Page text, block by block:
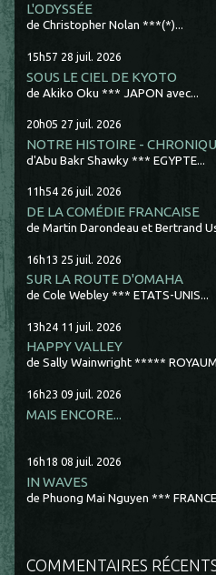
L'ODYSSÉE
de Christopher Nolan ***(*)...
15h57 28 juil. 2026
SOUS LE CIEL DE KYOTO
de Akiko Oku *** JAPON avec...
20h05 27 juil. 2026
NOTRE HISTOIRE -
d'Abu Bakr Shawky *** EGYPTE...
11h54 26 juil. 2026
DE LA COMÉDIE FRANCAISE
de Martin Darondeau et Bertrand
16h13 25 juil. 2026
SUR LA ROUTE D'OMAHA
de Cole Webley *** ETATS-UNIS...
13h24 11 juil. 2026
HAPPY VALLEY
de Sally Wainwright *****
16h23 09 juil. 2026
MAIS ENCORE...
16h18 08 juil. 2026
IN WAVES
de Phuong Mai Nguyen ***
COMMENTAIRES